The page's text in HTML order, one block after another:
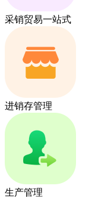
采销贸易一站式
进销存管理
生产管理